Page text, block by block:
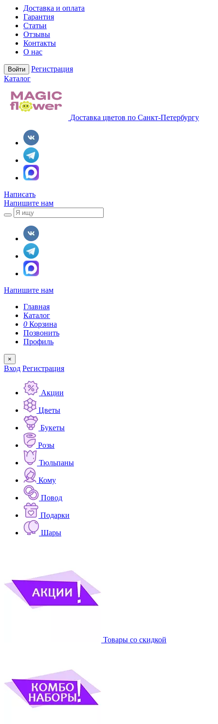
Доставка и оплата
Гарантия
Статьи
Отзывы
Контакты
О нас
Войти
Регистрация
Каталог
Доставка цветов по Санкт-Петербургу
Написать
Напишите нам
Напишите нам
Главная
Каталог
0 Корзина
Позвонить
Профиль
×
Вход Регистрация
Акции
Цветы
Букеты
Розы
Тюльпаны
Кому
Повод
Подарки
Шары
Товары со скидкой